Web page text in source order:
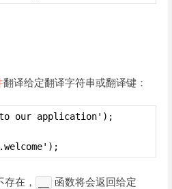
翻译给定翻译字符串或翻译键：
to our application');
在，
函数将会返回给定